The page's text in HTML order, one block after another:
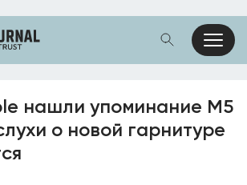
нашли упоминание M5
о новой гарнитуре